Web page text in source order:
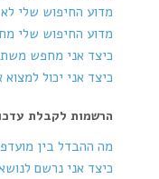
מדוע החיפוש שלי
מדוע החיפוש שלי
כיצד אני מחפש
כיצד אני יכול
הרשמות לקבלת
מה ההבדל בין
כיצד אני נרשם